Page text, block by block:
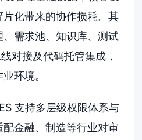
化带来的协作损耗。其
需求池、知识库、测试
对接及代码托管集成，
环境。
支持多层级权限体系与
金融、制造等行业对审